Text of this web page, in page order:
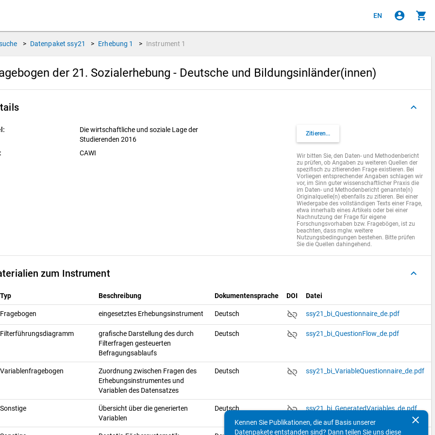
EN account_circle shopping_cart
> Datenpaket ssy21 > Erhebung 1 > Instrument 1
der 21. Sozialerhebung - Deutsche und Bildungsinländer(innen)
keyboard_arrow_up
Die wirtschaftliche und soziale Lage der
Studierenden 2016
CAWI
Zitieren...
Wir bitten Sie, den Daten- und Methodenbericht
zu prüfen, ob Angaben zu weiteren Quellen der
spezifisch zu zitierenden Frage existieren. Bei
Vorliegen entsprechender Angaben schlagen wir
vor, im Sinn guter wissenschaftlicher Praxis die
im Daten- und Methodenbericht genannte(n)
Originalquelle(n) ebenfalls zu zitieren. Bei einer
Wiedergabe des vollständigen Texts einer Frage,
etwa innerhalb eines Artikels oder bei einer
Nachnutzung der Frage für eigene
Forschungsvorhaben bzw. Fragebögen, ist zu
beachten, dass mglw. weitere
Nutzungsbedingungen bestehen. Bitte prüfen
Sie die Quellen dahingehend.
zum Instrument keyboard_arrow_up
Typ Beschreibung Dokumentensprache DOI Datei
Fragebogen eingesetztes Erhebungsinstrument Deutsch link_off ssy21_bi_Questionnaire_de.pdf
Filterführungsdiagramm
grafische Darstellung des durch
Filterfragen gesteuerten
Befragungsablaufs
Deutsch link_off ssy21_bi_QuestionFlow_de.pdf
Variablenfragebogen
Zuordnung zwischen Fragen des
Erhebungsinstrumentes und
Variablen des Datensatzes
Deutsch link_off ssy21_bi_VariableQuestionnaire_de.pdf
Sonstige
Übersicht über die generierten
Variablen
Deutsch link_off ssy21_bi_GeneratedVariables_de.pdf
clear
Kennen Sie Publikationen, die auf Basis unserer
Datenpakete entstanden sind? Dann teilen Sie uns diese